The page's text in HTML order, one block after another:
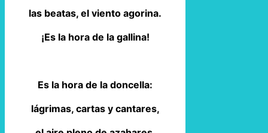
las beatas, el viento agorina.
¡Es la hora de la gallina!
Es la hora de la doncella:
lágrimas, cartas y cantares,